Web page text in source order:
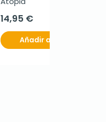
14,95 €
Añadir al carrito